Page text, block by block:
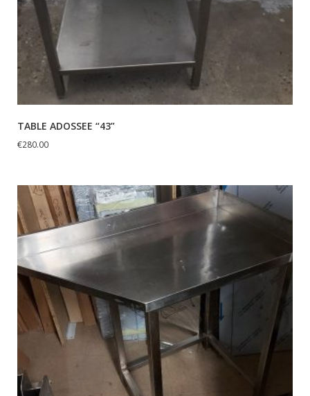
TABLE ADOSSEE “43”
€280.00